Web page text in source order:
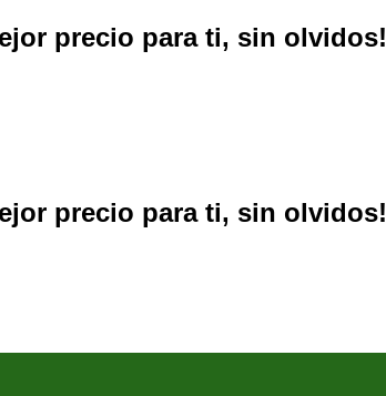
precio para ti, sin olvidos!
precio para ti, sin olvidos!